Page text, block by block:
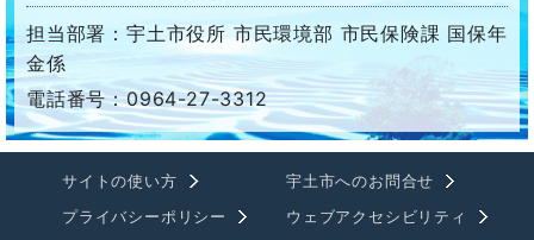
担当部署：宇土市役所 市民環境部 市民保険課 国保年
金係
電話番号：0964-27-3312
サイトの使い方
宇土市へのお問合せ
プライバシーポリシー
ウェブアクセシビリティ